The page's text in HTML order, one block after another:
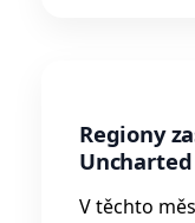
Regiony
Uncharted
V těchto